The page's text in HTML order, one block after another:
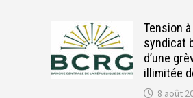
Tension à
syndicat
d’une
illimitée
8 août